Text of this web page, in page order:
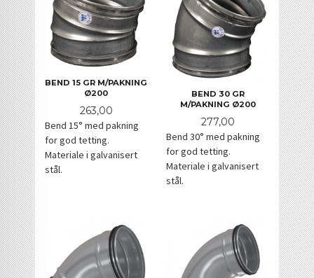
BEND 15 GR M/PAKNING
Ø200
Pris
263,00
Bend 15° med pakning
for god tetting.
Materiale i galvanisert
stål.
BEND 30 GR
M/PAKNING Ø200
Pris
277,00
Bend 30° med pakning
for god tetting.
Materiale i galvanisert
stål.